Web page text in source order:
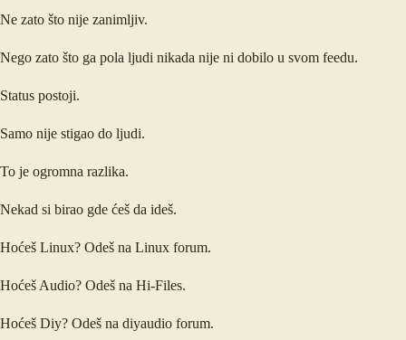
Ne zato što nije zanimljiv.
Nego zato što ga pola ljudi nikada nije ni dobilo u svom feedu.
Status postoji.
Samo nije stigao do ljudi.
To je ogromna razlika.
Nekad si birao gde ćeš da ideš.
Hoćeš Linux? Odeš na Linux forum.
Hoćeš Audio? Odeš na Hi-Files.
Hoćeš Diy? Odeš na diyaudio forum.